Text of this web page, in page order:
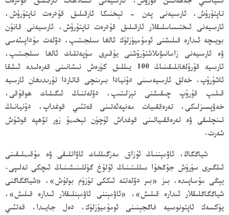
تاپتۇرۇش، ئارمىيەنى پەن - تېخنىكا ئارقىلىق قۇدرەت تاپتۇرۇش،
ئارمىيەنى ئىختىساسلىقلار ئارقىلىق قۇدرەت تاپتۇرۇش، ئارمىيەنى قانۇن
بويىچە ئىدارە قىلىشنى ئومۇميۈزلۈك ئالغا سىلجىتىپ، دۆلەت مۇداپىئەسى
ۋە ئارمىيەنى زامانىۋىلاشتۇرۇشنى يۇقىرى سۈپەتلىك ئالغا سىلجىتىپ،
ئارمىيە قۇرۇلغانلىقىنىڭ 100 يىللىق كۈرەش نىشانىنى قەرەلىدە ئىشقا
ئاشۇرۇپ، خەلق ئارمىيەسىنى دۇنيادا بىرىنچى قاتاردا تۇرىدىغان ئارمىيە
قىلىپ قۇرۇپ چىقىشنى تېزلىتىپ، دۆلەتنىڭ ئىگىلىك ھوقۇقى،
خەۋپسىزلىكى، تەرەققىيات مەنپەئەتىنى قەتئىي قوغداپ، دۇنيانىڭ
تىنچلىقى ۋە تەرەققىياتىنى قوغداش ئۈچۈن تېخىمۇ زور تۆھپە قوشۇش
شەرت.
شياڭگاڭ، ئاۋمېننىڭ ئۇزاق مەزگىللىك ئاۋاتلىقى ۋە مۇقىملىقىنى
ئىلگىرى سۈرۈش جۇڭخۇا مىللىتىنىڭ ئۇلۇغ گۈللىنىشىنىڭ ئىچكى تەلىپى.
يېڭى مۇساپىدە، بىز «بىر دۆلەتتە ئىككى تۈزۈم بولۇش»، «شياڭگاڭنى
شياڭگاڭلىقلار ئىدارە قىلىش»، «ئاۋمېننى ئاۋمېنلىقلار ئىدارە قىلىش»،
يۈكسەك ئاپتونومىيە فاڭجېنىنى ئومۇميۈزلۈك، دەل جايىدا، قەتئىي